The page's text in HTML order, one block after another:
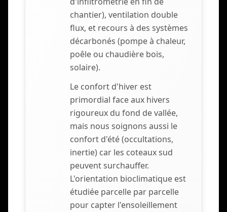
chantier), ventilation double
flux, et recours à des systèmes
décarbonés (pompe à chaleur,
poêle ou chaudière bois,
solaire).
Le confort d'hiver est
primordial face aux hivers
rigoureux du fond de vallée,
mais nous soignons aussi le
confort d'été (occultations,
inertie) car les coteaux sud
peuvent surchauffer.
L'orientation bioclimatique est
étudiée parcelle par parcelle
pour capter l'ensoleillement